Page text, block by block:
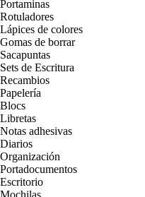
Portaminas
Rotuladores
Lápices de colores
Gomas de borrar
Sacapuntas
Sets de Escritura
Recambios
Papelería
Blocs
Libretas
Notas adhesivas
Diarios
Organización
Portadocumentos
Escritorio